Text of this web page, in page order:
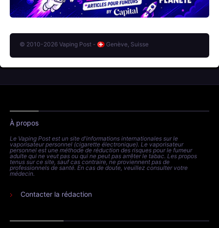
© 2010-2026 Vaping Post - Genève, Suisse
À propos
Le Vaping Post est un site d'informations internationales sur le
vaporisateur personnel (cigarette électronique). Le vaporisateur
personnel est une méthode de réduction des risques pour le fumeur
adulte qui ne veut pas ou qui ne peut pas arrêter le tabac. Les propos
tenus sur ce site, sauf cas contraire, ne proviennent pas de
professionnels de santé. En cas de doute, veuillez consulter votre
médecin.
Contacter la rédaction